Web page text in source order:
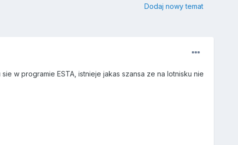
Dodaj nowy temat
w programie ESTA, istnieje jakas szansa ze na lotnisku nie